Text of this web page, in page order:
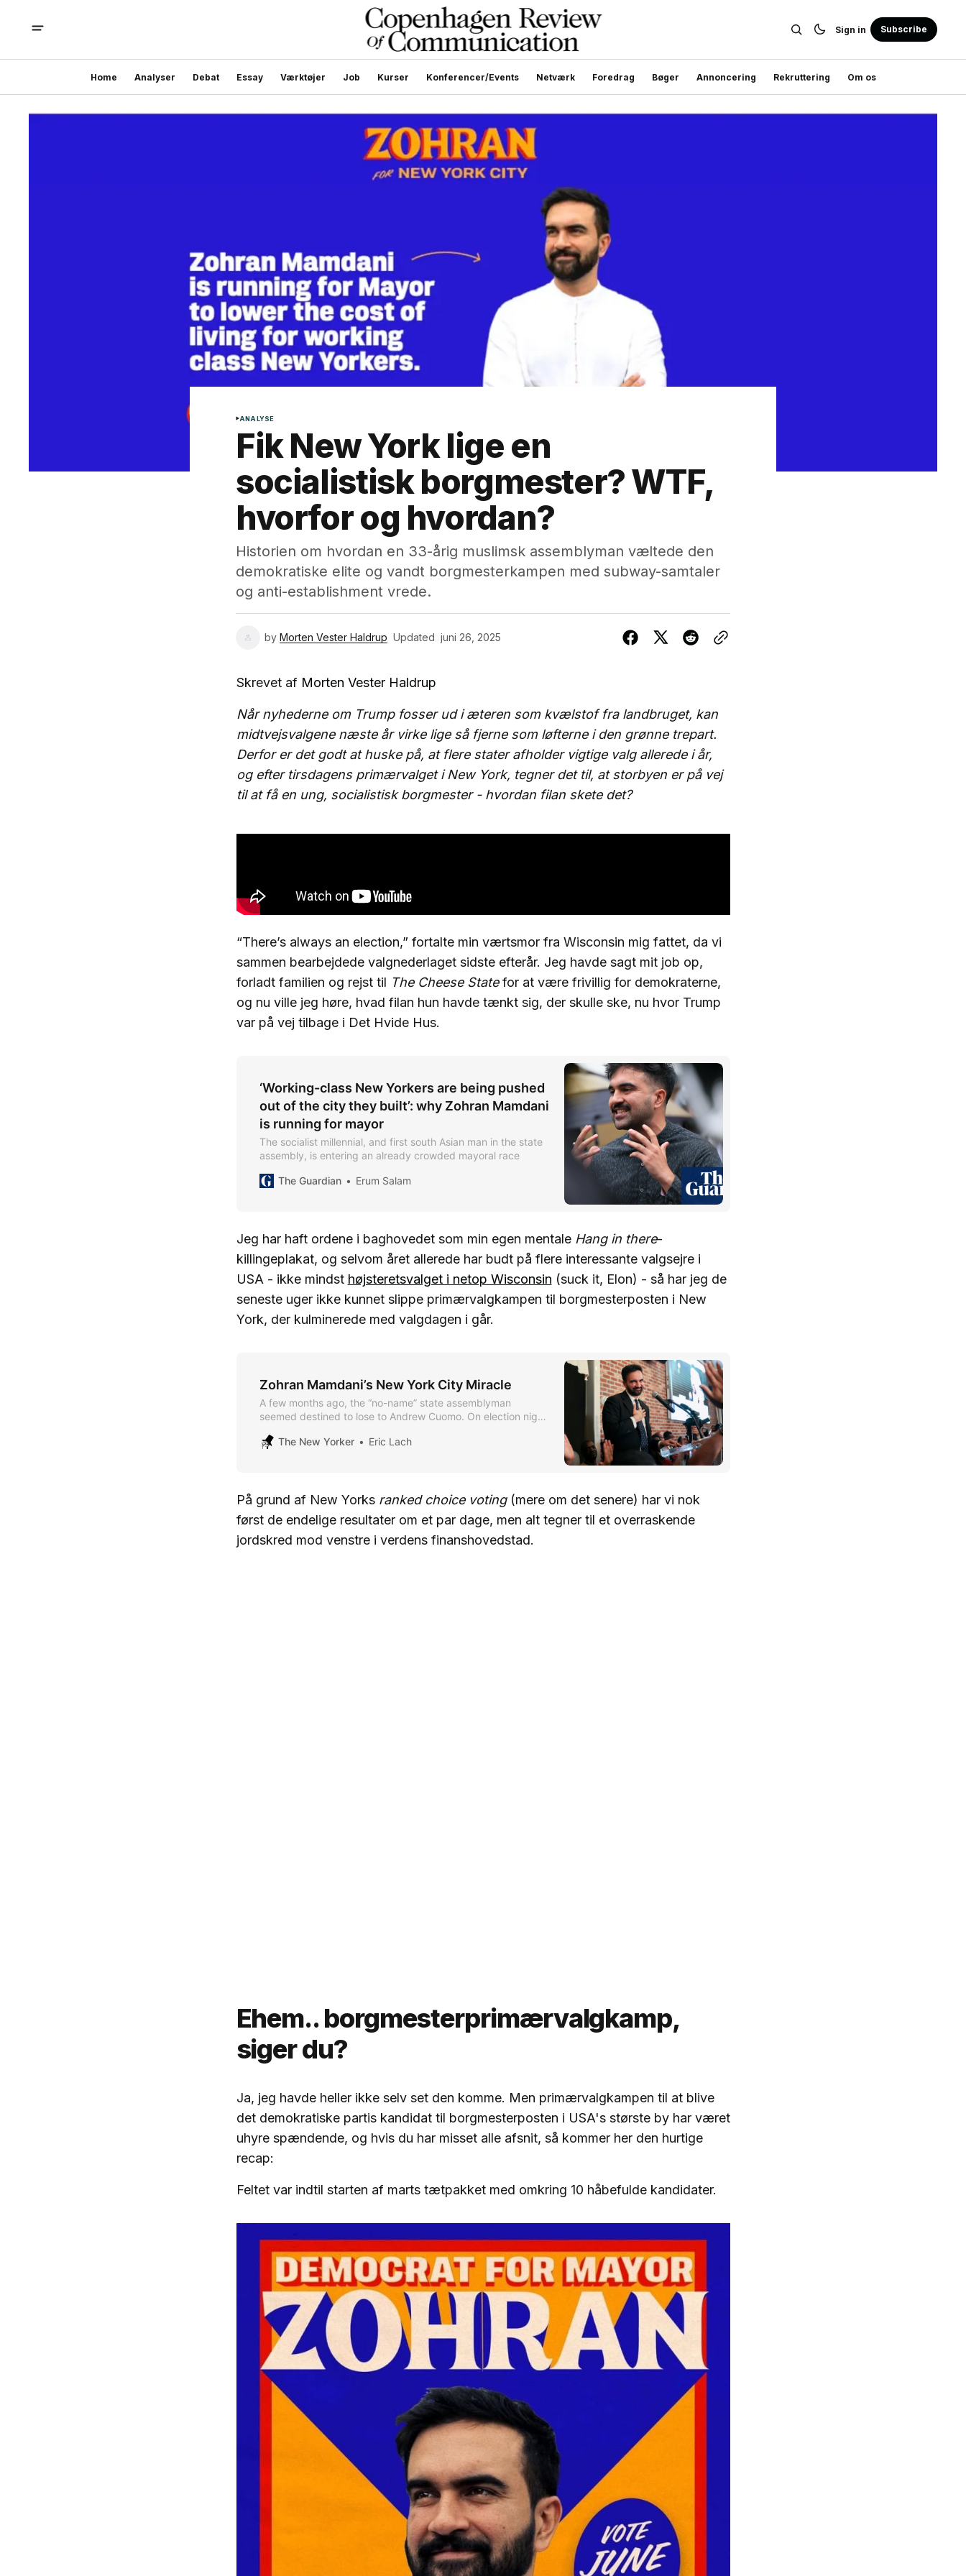
Sign in Subscribe
Home Analyser Debat Essay Værktøjer Job Kurser Konferencer/Events Netværk Foredrag Bøger Annoncering Rekruttering Om os
ANALYSE
Fik New York lige en
socialistisk borgmester? WTF,
hvorfor og hvordan?
Historien om hvordan en 33-årig muslimsk assemblyman væltede den
demokratiske elite og vandt borgmesterkampen med subway-samtaler
og anti-establishment vrede.
by Morten Vester Haldrup Updated juni 26, 2025
Skrevet af Morten Vester Haldrup
Når nyhederne om Trump fosser ud i æteren som kvælstof fra landbruget, kan
midtvejsvalgene næste år virke lige så fjerne som løfterne i den grønne trepart.
Derfor er det godt at huske på, at flere stater afholder vigtige valg allerede i år,
og efter tirsdagens primærvalget i New York, tegner det til, at storbyen er på vej
til at få en ung, socialistisk borgmester - hvordan filan skete det?
“There’s always an election,” fortalte min værtsmor fra Wisconsin mig fattet, da vi
sammen bearbejdede valgnederlaget sidste efterår. Jeg havde sagt mit job op,
forladt familien og rejst til The Cheese Statefor at være frivillig for demokraterne,
og nu ville jeg høre, hvad filan hun havde tænkt sig, der skulle ske, nu hvor Trump
var på vej tilbage i Det Hvide Hus.
‘Working-class New Yorkers are being pushed
out of the city they built’: why Zohran Mamdani
is running for mayor
The socialist millennial, and first south Asian man in the state
assembly, is entering an already crowded mayoral race
The Guardian Erum Salam
Jeg har haft ordene i baghovedet som min egen mentale Hang in there-
killingeplakat, og selvom året allerede har budt på flere interessante valgsejre i
USA - ikke mindst højsteretsvalget i netop Wisconsin (suck it, Elon) - så har jeg de
seneste uger ikke kunnet slippe primærvalgkampen til borgmesterposten i New
York, der kulminerede med valgdagen i går.
Zohran Mamdani’s New York City Miracle
A few months ago, the “no-name” state assemblyman
seemed destined to lose to Andrew Cuomo. On election night,
The New Yorker
Eric Lach
På grund af New Yorks ranked choice voting(mere om det senere) har vi nok
først de endelige resultater om et par dage, men alt tegner til et overraskende
jordskred mod venstre i verdens finanshovedstad.
Ehem.. borgmesterprimærvalgkamp,
siger du?
Ja, jeg havde heller ikke selv set den komme. Men primærvalgkampen til at blive
det demokratiske partis kandidat til borgmesterposten i USA's største by har været
uhyre spændende, og hvis du har misset alle afsnit, så kommer her den hurtige
recap:
Feltet var indtil starten af marts tætpakket med omkring 10 håbefulde kandidater.